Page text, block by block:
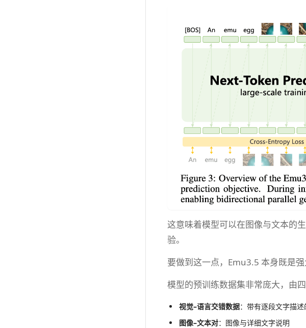
这意味着模型可以在图像与文本的
验。
要做到这一点，Emu3.5 本身既是
模型的预训练数据集非常庞大，由四
视觉–语言交错数据：带有逐段文字描述
图像–文本对​：图像与详细文字说明